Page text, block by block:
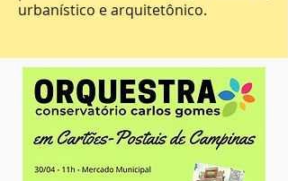
urbanístico e arquitetônico.